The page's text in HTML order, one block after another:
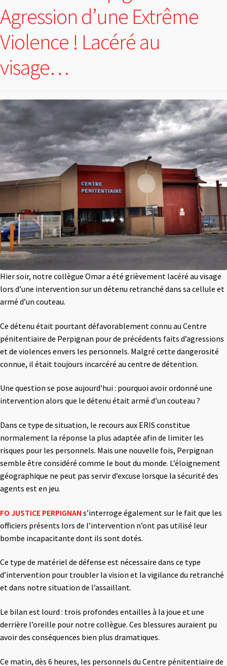
Agression d’une Extrême
Violence ! Lacéré au
visage…
Hier soir, notre collègue Omar a été grièvement lacéré au visage
lors d’une intervention sur un détenu retranché dans sa cellule et
armé d’un couteau.
Ce détenu était pourtant défavorablement connu au Centre
pénitentiaire de Perpignan pour de précédents faits d’agressions
et de violences envers les personnels. Malgré cette dangerosité
connue, il était toujours incarcéré au centre de détention.
Une question se pose aujourd’hui : pourquoi avoir ordonné une
intervention alors que le détenu était armé d’un couteau ?
Dans ce type de situation, le recours aux ERIS constitue
normalement la réponse la plus adaptée afin de limiter les
risques pour les personnels. Mais une nouvelle fois, Perpignan
semble être considéré comme le bout du monde. L’éloignement
géographique ne peut pas servir d’excuse lorsque la sécurité des
agents est en jeu.
FO JUSTICE PERPIGNAN s’interroge également sur le fait que les
officiers présents lors de l’intervention n’ont pas utilisé leur
bombe incapacitante dont ils sont dotés.
Ce type de matériel de défense est nécessaire dans ce type
d’intervention pour troubler la vision et la vigilance du retranché
et dans notre situation de l’assaillant.
Le bilan est lourd : trois profondes entailles à la joue et une
derrière l’oreille pour notre collègue. Ces blessures auraient pu
avoir des conséquences bien plus dramatiques.
Ce matin, dès 6 heures, les personnels du Centre pénitentiaire de